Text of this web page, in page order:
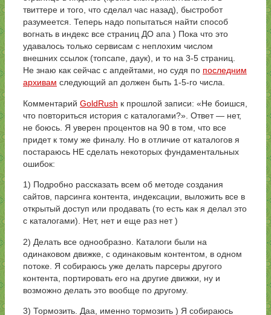
твиттере и того, что сделал час назад), быстробот
разумеется. Теперь надо попытаться найти способ
вогнать в индекс все страниц ДО апа ) Пока что это
удавалось только сервисам с неплохим числом
внешних ссылок (топсапе, даук), и то на 3-5 страниц.
Не знаю как сейчас с апдейтами, но судя по последним
архивам следующий ап должен быть 1-5-го числа.
Комментарий GoldRush к прошлой записи: «Не боишся,
что повториться история с каталогами?». Ответ — нет,
не боюсь. Я уверен процентов на 90 в том, что все
придет к тому же финалу. Но в отличие от каталогов я
постараюсь НЕ сделать некоторых фундаментальных
ошибок:
1) Подробно рассказать всем об методе создания
сайтов, парсинга контента, индексации, выложить все в
открытый доступ или продавать (то есть как я делал это
с каталогами). Нет, нет и еще раз нет )
2) Делать все однообразно. Каталоги были на
одинаковом движке, с одинаковым контентом, в одном
потоке. Я собираюсь уже делать парсеры другого
контента, портировать его на другие движки, ну и
возможно делать это вообще по другому.
3) Тормозить. Даа, именно тормозить ) Я собираюсь